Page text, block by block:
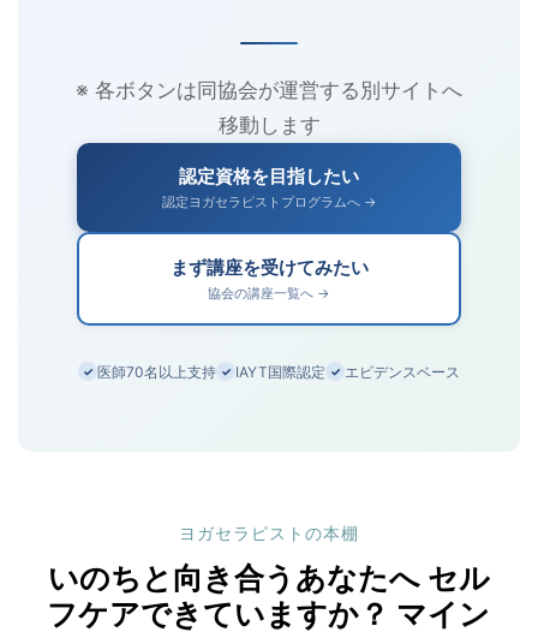
※ 各ボタンは同協会が運営する別サイトへ
移動します
認定資格を目指したい
認定ヨガセラピストプログラムへ →
まず講座を受けてみたい
協会の講座一覧へ →
✓ 医師70名以上支持 ✓ IAYT国際認定 ✓ エビデンスベース
ヨガセラピストの本棚
いのちと向き合うあなたへ セル
フケアできていますか？ マイン